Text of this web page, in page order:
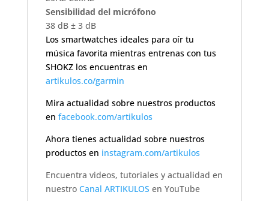
Sensibilidad del micrófono
38 dB ± 3 dB
Los smartwatches ideales para oír tu
música favorita mientras entrenas con tus
SHOKZ los encuentras en
artikulos.co/garmin
Mira actualidad sobre nuestros productos
en facebook.com/artikulos
Ahora tienes actualidad sobre nuestros
productos en instagram.com/artikulos
Encuentra videos, tutoriales y actualidad en
nuestro Canal ARTIKULOS en YouTube